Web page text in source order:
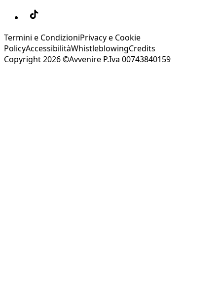
Termini e CondizioniPrivacy e Cookie
PolicyAccessibilitàWhistleblowingCredits
Copyright 2026 ©Avvenire P.Iva 00743840159